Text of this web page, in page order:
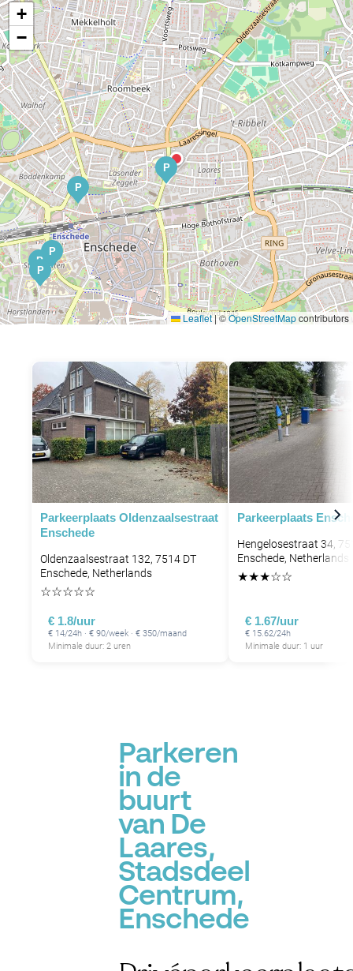
P
P
P
P
P
+
−
Leaflet|©OpenStreetMapcontributors
Parkeerplaats Oldenzaalsestraat
Enschede
Oldenzaalsestraat 132, 7514 DT
Enschede, Netherlands
☆☆☆☆☆
€ 1.8/uur
€ 14/24h · € 90/week · € 350/maand
Minimale duur: 2 uren
Parkeerplaats
Hengelosestraat 34,
Enschede, Netherlands
★★★☆☆
€ 1.67/uur
€ 15.62/24h
Minimale duur: 1 uur
Parkeren
in de
buurt
van De
Laares,
Stadsdeel
Centrum,
Enschede